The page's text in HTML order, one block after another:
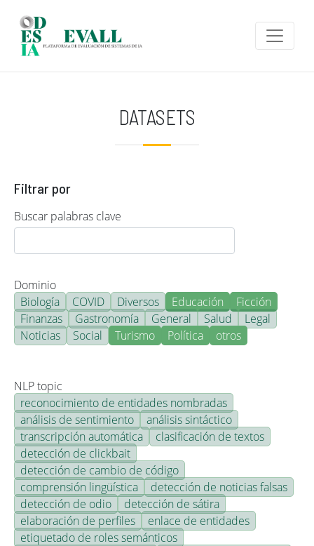
DATASETS
Filtrar por
Buscar palabras clave
Dominio
Biología
COVID Diversos Educación
Ficción
Finanzas
Gastronomía General Salud
Legal
Noticias
Social Turismo Política otros
NLP topic
reconocimiento de entidades nombradas
análisis de sentimiento
análisis sintáctico
transcripción automática
clasificación de textos
detección de clickbait
detección de cambio de código
comprensión lingüística
detección de noticias falsas
detección de odio
detección de sátira
elaboración de perfiles
enlace de entidades
etiquetado de roles semánticos